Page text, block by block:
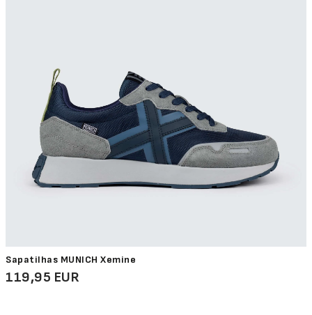
Sapatilhas MUNICH Xemine
119,95 EUR